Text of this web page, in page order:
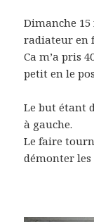
Dimanche
radiateur en
Ca m’a pris
petit en le
Le but étant
à gauche.
Le faire
démonter